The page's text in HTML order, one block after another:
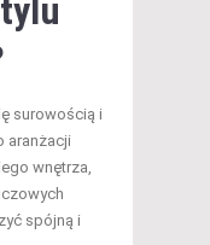
surowością i
aranżacji
wnętrza,
spójną i